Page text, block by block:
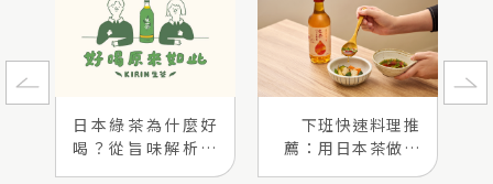
日本綠茶為什麼好
喝？從旨味解析日
本茶的特色
下班快速料理推
薦：用日本茶做出
茶泡飯、焙茶料理